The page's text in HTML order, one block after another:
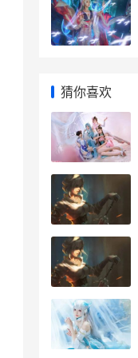
猜你喜欢